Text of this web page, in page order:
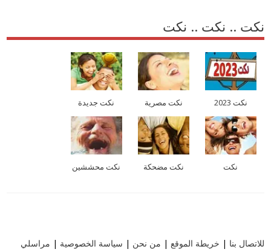
نكت .. نكت .. نكت
نكت 2023 نكت مصرية نكت جديدة
نكت نكت مضحكة نكت محششين
للاتصال بنا | خريطة الموقع | من نحن | سياسة الخصوصية | مراسلي